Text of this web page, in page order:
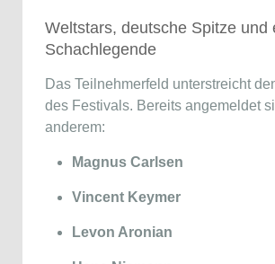
Weltstars, deutsche Spitze und
Schachlegende
Das Teilnehmerfeld unterstreicht
des Festivals. Bereits angemeldet
anderem:
Magnus Carlsen
Vincent Keymer
Levon Aronian